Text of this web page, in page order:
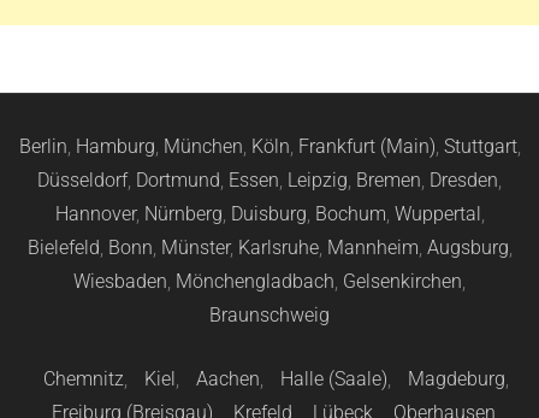
Berlin, Hamburg, München, Köln, Frankfurt (Main), Stuttgart,
Düsseldorf, Dortmund, Essen, Leipzig, Bremen, Dresden,
Hannover, Nürnberg, Duisburg, Bochum, Wuppertal,
Bielefeld, Bonn, Münster, Karlsruhe, Mannheim, Augsburg,
Wiesbaden, Mönchengladbach, Gelsenkirchen,
Braunschweig
Chemnitz, Kiel, Aachen, Halle (Saale), Magdeburg,
Freiburg (Breisgau)
Krefeld Lübeck Oberhausen